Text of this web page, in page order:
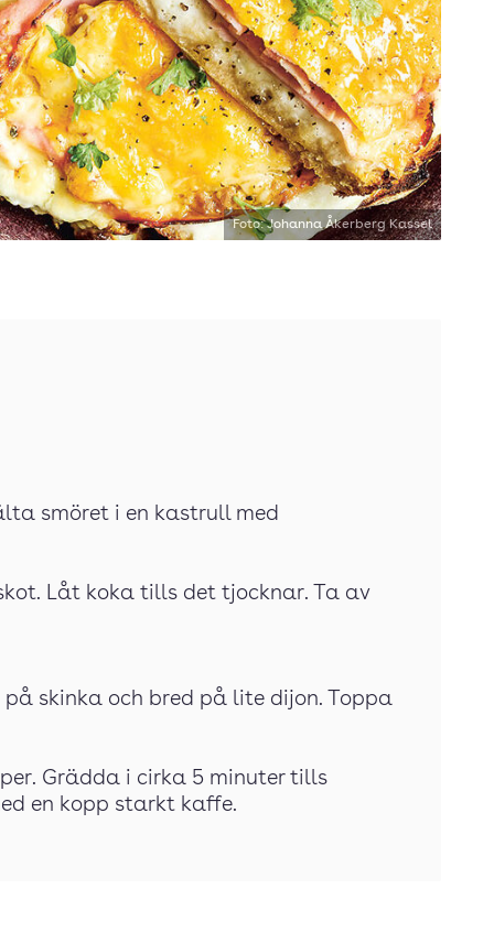
Foto: Johanna Åkerberg Kassel
smöret i en kastrull med
Låt koka tills det tjocknar. Ta av
skinka och bred på lite dijon. Toppa
Grädda i cirka 5 minuter tills
en kopp starkt kaffe.